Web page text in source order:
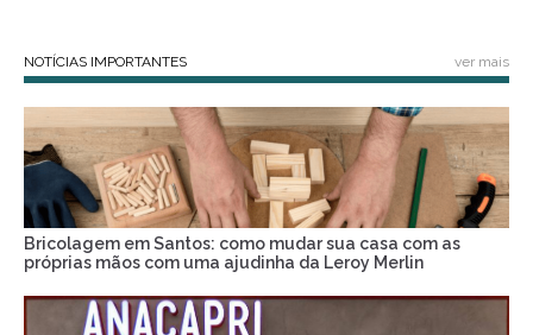
NOTÍCIAS IMPORTANTES ver mais
Bricolagem em Santos: como mudar sua casa com as
próprias mãos com uma ajudinha da Leroy Merlin